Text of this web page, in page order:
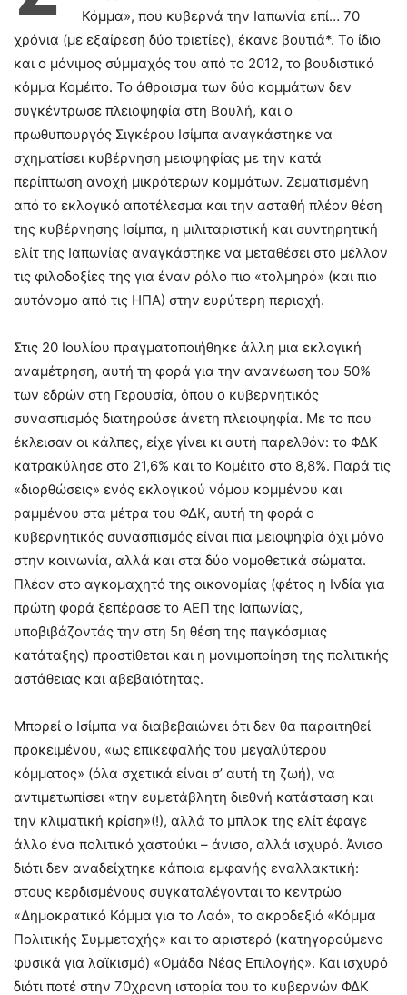
Κόμμα», που κυβερνά την Ιαπωνία επί… 70
χρόνια (με εξαίρεση δύο τριετίες), έκανε βουτιά*. Το ίδιο
και ο μόνιμος σύμμαχός του από το 2012, το βουδιστικό
κόμμα Κομέιτο. Το άθροισμα των δύο κομμάτων δεν
συγκέντρωσε πλειοψηφία στη Βουλή, και ο
πρωθυπουργός Σιγκέρου Ισίμπα αναγκάστηκε να
σχηματίσει κυβέρνηση μειοψηφίας με την κατά
περίπτωση ανοχή μικρότερων κομμάτων. Ζεματισμένη
από το εκλογικό αποτέλεσμα και την ασταθή πλέον θέση
της κυβέρνησης Ισίμπα, η μιλιταριστική και συντηρητική
ελίτ της Ιαπωνίας αναγκάστηκε να μεταθέσει στο μέλλον
τις φιλοδοξίες της για έναν ρόλο πιο «τολμηρό» (και πιο
αυτόνομο από τις ΗΠΑ) στην ευρύτερη περιοχή.
Στις 20 Ιουλίου πραγματοποιήθηκε άλλη μια εκλογική
αναμέτρηση, αυτή τη φορά για την ανανέωση του 50%
των εδρών στη Γερουσία, όπου ο κυβερνητικός
συνασπισμός διατηρούσε άνετη πλειοψηφία. Με το που
έκλεισαν οι κάλπες, είχε γίνει κι αυτή παρελθόν: το ΦΔΚ
κατρακύλησε στο 21,6% και το Κομέιτο στο 8,8%. Παρά τις
«διορθώσεις» ενός εκλογικού νόμου κομμένου και
ραμμένου στα μέτρα του ΦΔΚ, αυτή τη φορά ο
κυβερνητικός συνασπισμός είναι πια μειοψηφία όχι μόνο
στην κοινωνία, αλλά και στα δύο νομοθετικά σώματα.
Πλέον στο αγκομαχητό της οικονομίας (φέτος η Ινδία για
πρώτη φορά ξεπέρασε το ΑΕΠ της Ιαπωνίας,
υποβιβάζοντάς την στη 5η θέση της παγκόσμιας
κατάταξης) προστίθεται και η μονιμοποίηση της πολιτικής
αστάθειας και αβεβαιότητας.
Μπορεί ο Ισίμπα να διαβεβαιώνει ότι δεν θα παραιτηθεί
προκειμένου, «ως επικεφαλής του μεγαλύτερου
κόμματος» (όλα σχετικά είναι σ’ αυτή τη ζωή), να
αντιμετωπίσει «την ευμετάβλητη διεθνή κατάσταση και
την κλιματική κρίση»(!), αλλά το μπλοκ της ελίτ έφαγε
άλλο ένα πολιτικό χαστούκι – άνισο, αλλά ισχυρό. Άνισο
διότι δεν αναδείχτηκε κάποια εμφανής εναλλακτική:
στους κερδισμένους συγκαταλέγονται το κεντρώο
«Δημοκρατικό Κόμμα για το Λαό», το ακροδεξιό «Κόμμα
Πολιτικής Συμμετοχής» και το αριστερό (κατηγορούμενο
φυσικά για λαϊκισμό) «Ομάδα Νέας Επιλογής». Και ισχυρό
διότι ποτέ στην 70χρονη ιστορία του το κυβερνών ΦΔΚ